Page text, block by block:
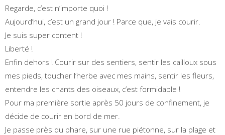
Regarde, c’est n’importe quoi !
Aujourd’hui, c’est un grand jour ! Parce que, je vais courir.
Je suis super content !
Liberté !
Enfin dehors ! Courir sur des sentiers, sentir les cailloux sous
mes pieds, toucher l’herbe avec mes mains, sentir les fleurs,
entendre les chants des oiseaux, c’est formidable !
Pour ma première sortie après 50 jours de confinement, je
décide de courir en bord de mer.
Je passe près du phare, sur une rue piétonne, sur la plage et